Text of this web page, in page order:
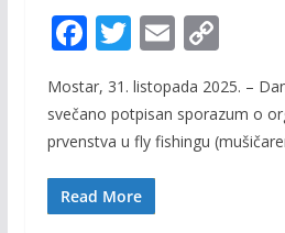
F
e
b
o
o
T
w
itt
er
E
m
ai
l
C
p
y
Mostar, 31. listopada 2025. –
svečano potpisan sporazum o
prvenstva u fly fishingu
Read More